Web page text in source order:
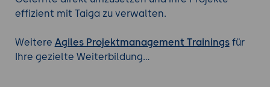
effizient mit Taiga zu verwalten.
Weitere Agiles Projektmanagement Trainingsfür
Ihre gezielte Weiterbildung...